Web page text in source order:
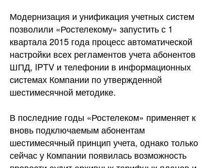
Модернизация и унификация учетных систем
позволили «Ростелекому» запустить с 1
квартала 2015 года процесс автоматической
настройки всех регламентов учета абонентов
ШПД, IPTV и телефонии в информационных
системах Компании по утвержденной
шестимесячной методике.
В последние годы «Ростелеком» применяет к
вновь подключаемым абонентам
шестимесячный принцип учета, однако только
сейчас у Компании появилась возможность